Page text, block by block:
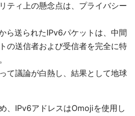
ティ上の懸念点は、プライバシー
ら送られたIPv6パケットは、中間
の送信者および受信者を完全に特
て議論が白熱し、結果として地球
、IPv6アドレスはOmojiを使用し